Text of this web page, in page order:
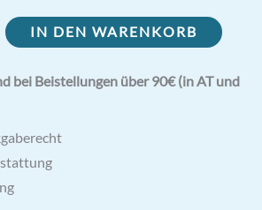
IN DEN WARENKORB
bei Beistellungen über 90€ (in AT und